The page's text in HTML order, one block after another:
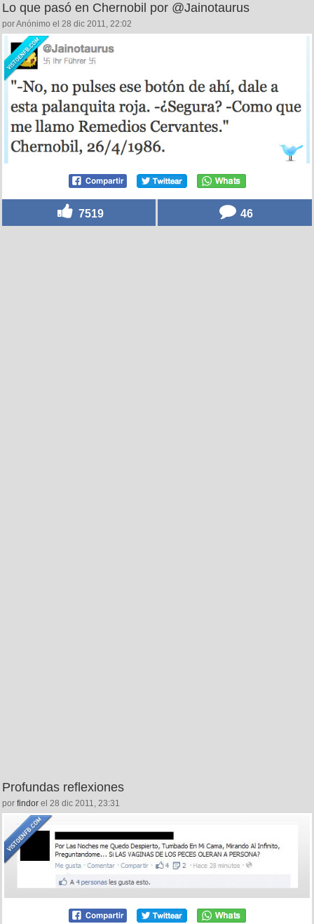
Lo que pasó en Chernobil por @Jainotaurus
por Anónimo el 28 dic 2011, 22:02
7519 46
Profundas reflexiones
por findor el 28 dic 2011, 23:31